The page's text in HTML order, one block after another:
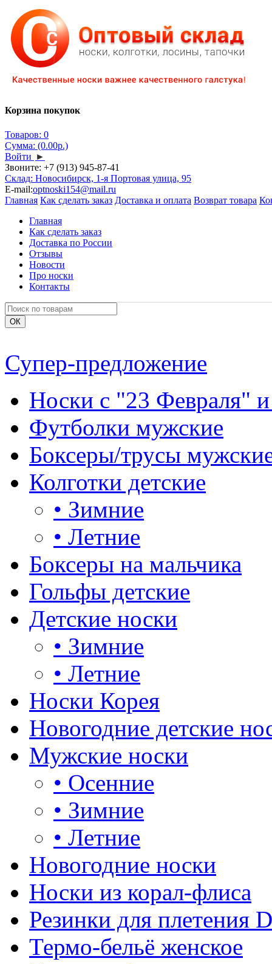
Корзина покупок
Товаров: 0
Сумма: (0.00р.)
Войти ►
Звоните: +7 (913) 945-87-41
Склад: Новосибирск, 1-я Портовая улица, 95
E-mail:optnoski154@mail.ru
Главная Как сделать заказ Доставка и оплата Возврат товара
Главная
Как сделать заказ
Доставка по России
Отзывы
Новости
Про носки
Контакты
Супер-предложение
Носки с "23 Февраля"
Футболки мужские
Боксеры/трусы
Колготки детские
• Зимние
• Летние
Боксеры на мальчика
Гольфы детские
Детские носки
• Зимние
• Летние
Носки Корея
Новогодние детские
Мужские носки
• Осенние
• Зимние
• Летние
Новогодние носки
Носки из корал-флиса
Резинки для плетения
Термо-бельё женское